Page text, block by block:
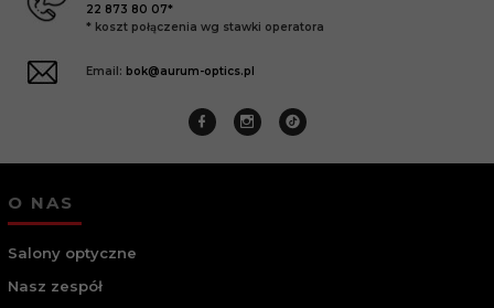
22 873 80 07*
* koszt połączenia wg stawki operatora
Email: bok@aurum-optics.pl
O NAS
Salony optyczne
Nasz zespół